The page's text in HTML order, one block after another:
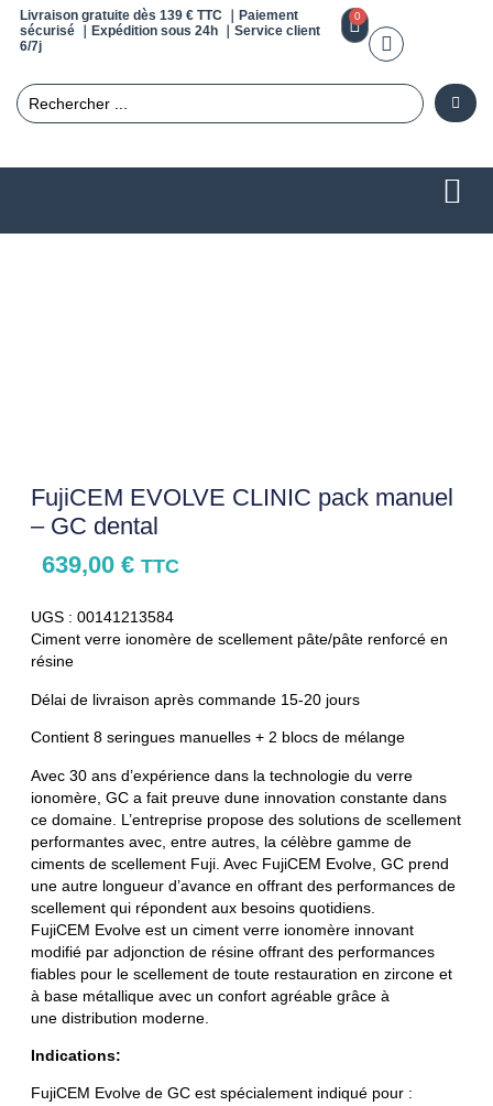
Livraison gratuite dès 139 € TTC ｜Paiement
sécurisé ｜Expédition sous 24h ｜Service client
6/7j
0
FujiCEM EVOLVE CLINIC pack manuel
– GC dental
639,00 € TTC
UGS : 00141213584
Ciment verre ionomère de scellement pâte/pâte renforcé en
résine
Délai de livraison après commande 15-20 jours
Contient 8 seringues manuelles + 2 blocs de mélange
Avec 30 ans d’expérience dans la technologie du verre
ionomère, GC a fait preuve dune innovation constante dans
ce domaine. L’entreprise propose des solutions de scellement
performantes avec, entre autres, la célèbre gamme de
ciments de scellement Fuji. Avec FujiCEM Evolve, GC prend
une autre longueur d’avance en offrant des performances de
scellement qui répondent aux besoins quotidiens.
FujiCEM Evolve est un ciment verre ionomère innovant
modifié par adjonction de résine offrant des performances
fiables pour le scellement de toute restauration en zircone et
à base métallique avec un confort agréable grâce à
une distribution moderne.
Indications:
FujiCEM Evolve de GC est spécialement indiqué pour :